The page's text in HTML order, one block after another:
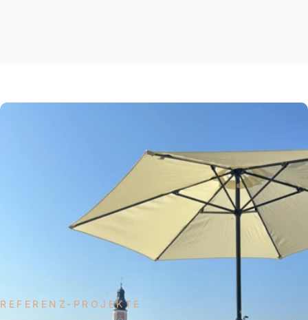
REFERENZ-PROJEKTE